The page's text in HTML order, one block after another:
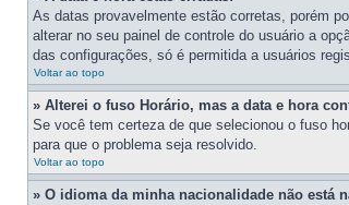
As datas provavelmente estão corretas, porém
alterar no seu painel de controle do usuário a
das configurações, só é permitida a usuários
Voltar ao topo
» Alterei o fuso Horário, mas a data e hora
Se você tem certeza de que selecionou o fuso
para que o problema seja resolvido.
Voltar ao topo
» O idioma da minha nacionalidade não está